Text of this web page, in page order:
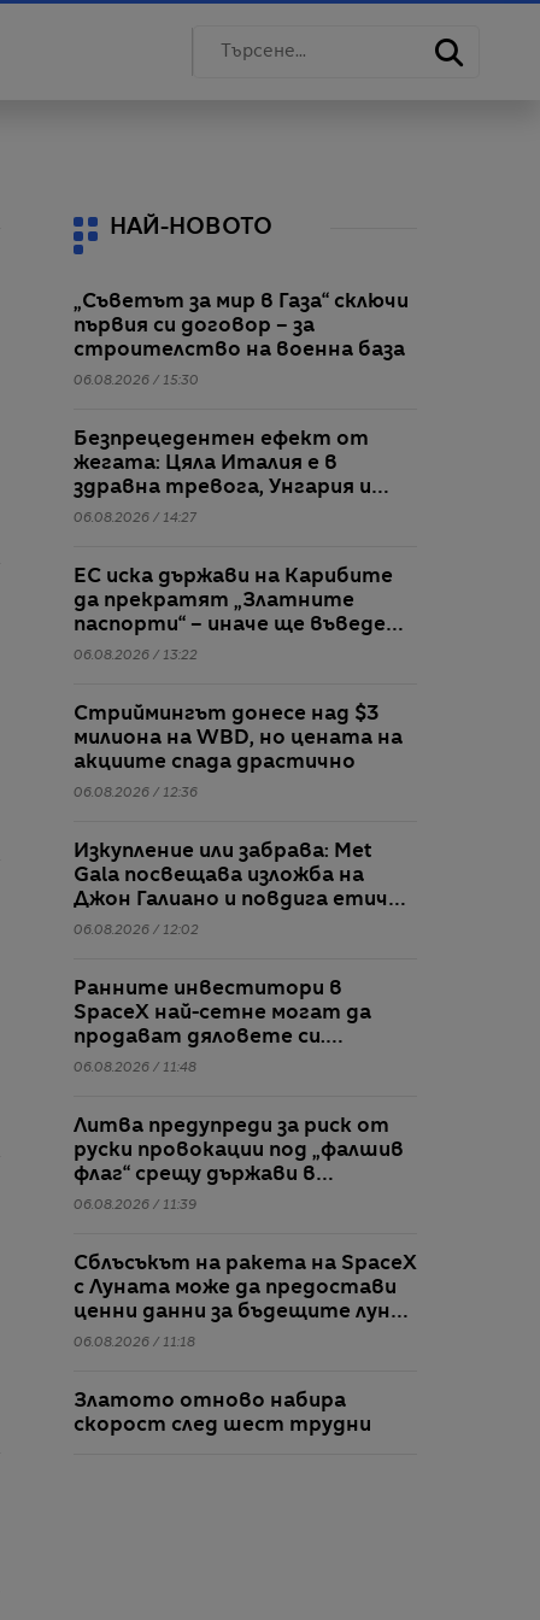
НАЙ-НОВОТО
„Съветът за мир в Газа“ сключи
първия си договор – за
строителство на военна база
06.08.2026 / 15:30
Безпрецедентен ефект от
жегата: Цяла Италия е в
здравна тревога, Унгария и
Румъния пестят
06.08.2026 / 14:27
ЕС иска държави на Карибите
да прекратят „Златните
паспорти“ – иначе ще въведе
визи
06.08.2026 / 13:22
Стриймингът донесе над $3
милиона на WBD, но цената на
акциите спада драстично
06.08.2026 / 12:36
Изкупление или забрава: Met
Gala посвещава изложба на
Джон Галиано и повдига етични
въпроси
06.08.2026 / 12:02
Ранните инвеститори в
SpaceX най-сетне могат да
продават дяловете си.
Таймингът не е идеален
06.08.2026 / 11:48
Литва предупреди за риск от
руски провокации под „фалшив
флаг“ срещу държави в
Балтийския регион
06.08.2026 / 11:39
Сблъсъкът на ракета на SpaceX
с Луната може да предостави
ценни данни за бъдещите лунни
мисии
06.08.2026 / 11:18
Златото отново набира
скорост след шест трудни